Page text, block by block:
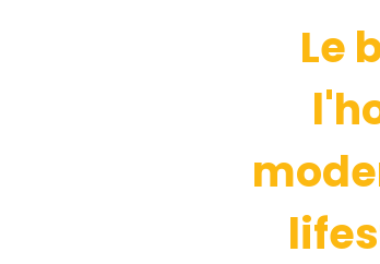
Le